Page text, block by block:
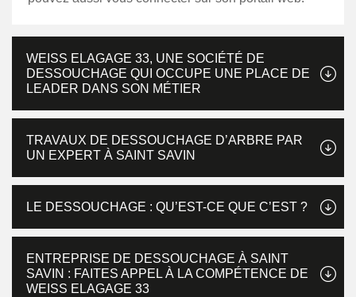
WEISS ELAGAGE 33, UNE SOCIÉTÉ DE
DESSOUCHAGE QUI OCCUPE UNE PLACE DE
LEADER DANS SON MÉTIER
TRAVAUX DE DESSOUCHAGE D’ARBRE PAR
UN EXPERT À SAINT SAVIN
LE DESSOUCHAGE : QU’EST-CE QUE C’EST ?
ENTREPRISE DE DESSOUCHAGE À SAINT
SAVIN : FAITES APPEL À LA COMPÉTENCE DE
WEISS ELAGAGE 33